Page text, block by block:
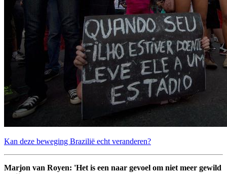
Kan deze beweging Brazilië echt veranderen?
Marjon van Royen: 'Het is een naar gevoel om niet meer gewild